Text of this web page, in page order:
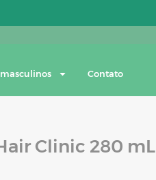
Contato
Clinic 280 mL